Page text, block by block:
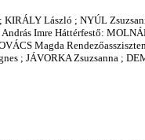
László ; NYÚL
Imre Háttérfestő:
Magda
; JÁVORKA Zsuzsanna ;